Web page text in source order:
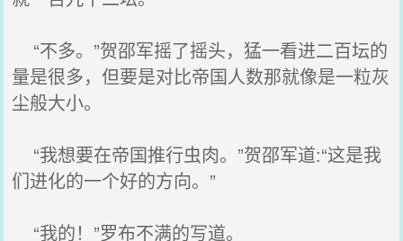
“不多。”贺邵军摇了摇头，猛一看进二百坛的
量是很多，但要是对比帝国人数那就像是一粒灰
尘般大小。
“我想要在帝国推行虫肉。”贺邵军道:“这是我
们进化的一个好的方向。”
“我的！”罗布不满的写道。